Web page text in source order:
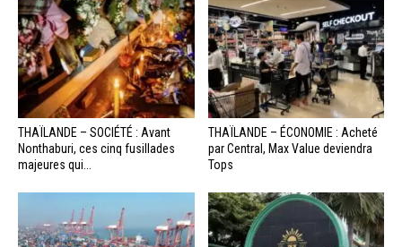
THAÏLANDE – SOCIÉTÉ : Avant
Nonthaburi, ces cinq fusillades
majeures qui...
THAÏLANDE – ÉCONOMIE : Acheté
par Central, Max Value deviendra
Tops